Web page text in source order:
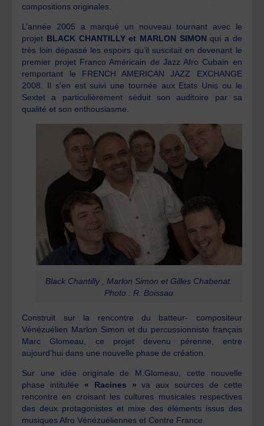
compositions originales.
L’année 2005 a marqué un nouveau tournant avec le
projet BLACK CHANTILLY et MARLON SIMONqui a de
très loin dépassé les espoirs qu’il suscitait en devenant le
premier projet Franco Américain de Jazz Afro Cubain en
remportant le FRENCH AMERICAN JAZZ EXCHANGE
2008. Il s’en est suivi une tournée aux Etats Unis ou le
Sextet a particulièrement séduit son auditoire par sa
qualité et son enthousiasme.
Black Chantilly , Marlon Simon et Gilles Chabenat.
Photo : R. Boissau
Construit sur la rencontre du batteur- compositeur
Vénézuélien Marlon Simon et du percussionniste français
Marc Glomeau, ce projet devenu pérenne, entre
aujourd’hui dans une nouvelle phase de création.
Sur une idée originale de M.Glomeau, cette nouvelle
phase intitulée « Racines » va aux sources de cette
rencontre en croisant les cultures musicales respectives
des deux protagonistes et mixe des éléments issus des
musiques Afro Vénézuéliennes et Centre France.